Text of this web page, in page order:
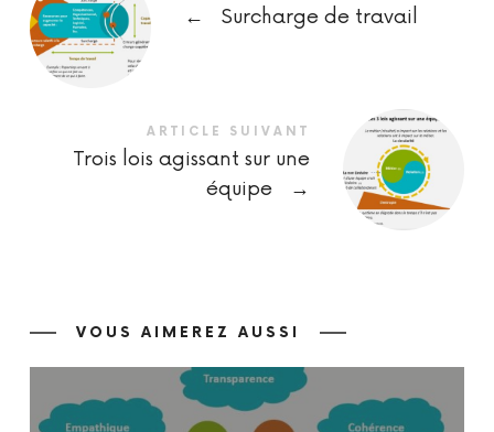
← Surcharge de travail
ARTICLE SUIVANT
Trois lois agissant sur une
équipe
→
VOUS AIMEREZ AUSSI